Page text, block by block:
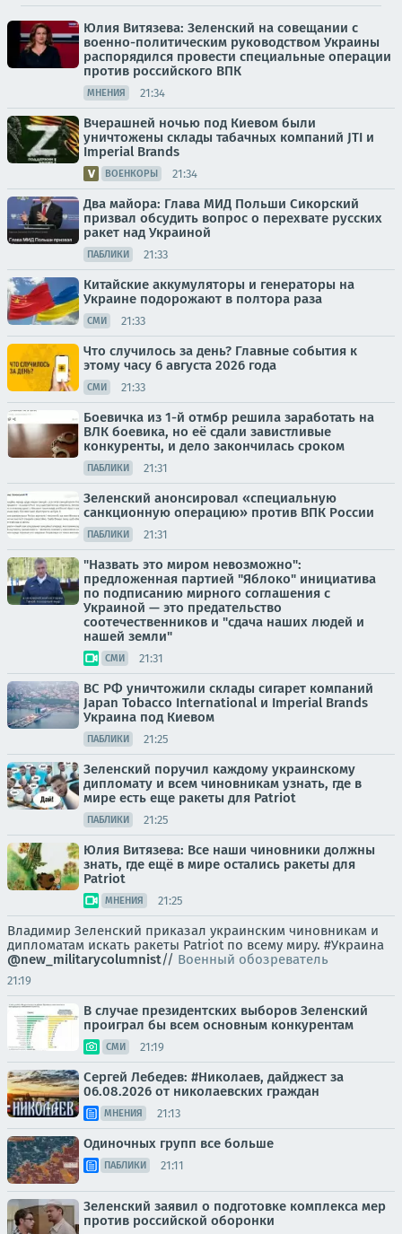
Юлия Витязева: Зеленский на совещании с
военно-политическим руководством Украины
распорядился провести специальные операции
против российского ВПК
МНЕНИЯ 21:34
Вчерашней ночью под Киевом были
уничтожены склады табачных компаний JTI и
Imperial Brands
ВОЕНКОРЫ 21:34
Два майора: Глава МИД Польши Сикорский
призвал обсудить вопрос о перехвате русских
ракет над Украиной
ПАБЛИКИ 21:33
Китайские аккумуляторы и генераторы на
Украине подорожают в полтора раза
СМИ 21:33
Что случилось за день? Главные события к
этому часу 6 августа 2026 года
СМИ 21:33
Боевичка из 1-й отмбр решила заработать на
ВЛК боевика, но её сдали завистливые
конкуренты, и дело закончилась сроком
ПАБЛИКИ 21:31
Зеленский анонсировал «специальную
санкционную операцию» против ВПК России
ПАБЛИКИ 21:31
"Назвать это миром невозможно":
предложенная партией "Яблоко" инициатива
по подписанию мирного соглашения с
Украиной — это предательство
соотечественников и "сдача наших людей и
нашей земли"
СМИ 21:31
ВС РФ уничтожили склады сигарет компаний
Japan Tobacco International и Imperial Brands
Украина под Киевом
ПАБЛИКИ 21:25
Зеленский поручил каждому украинскому
дипломату и всем чиновникам узнать, где в
мире есть еще ракеты для Patriot
ПАБЛИКИ 21:25
Юлия Витязева: Все наши чиновники должны
знать, где ещё в мире остались ракеты для
Patriot
МНЕНИЯ 21:25
Владимир Зеленский приказал украинским чиновникам и
дипломатам искать ракеты Patriot по всему миру. #Украина
@new_militarycolumnist// Военный обозреватель
21:19
В случае президентских выборов Зеленский
проиграл бы всем основным конкурентам
СМИ 21:19
Сергей Лебедев: #Николаев, дайджест за
06.08.2026 от николаевских граждан
МНЕНИЯ 21:13
Одиночных групп все больше
ПАБЛИКИ 21:11
Зеленский заявил о подготовке комплекса мер
против российской оборонки